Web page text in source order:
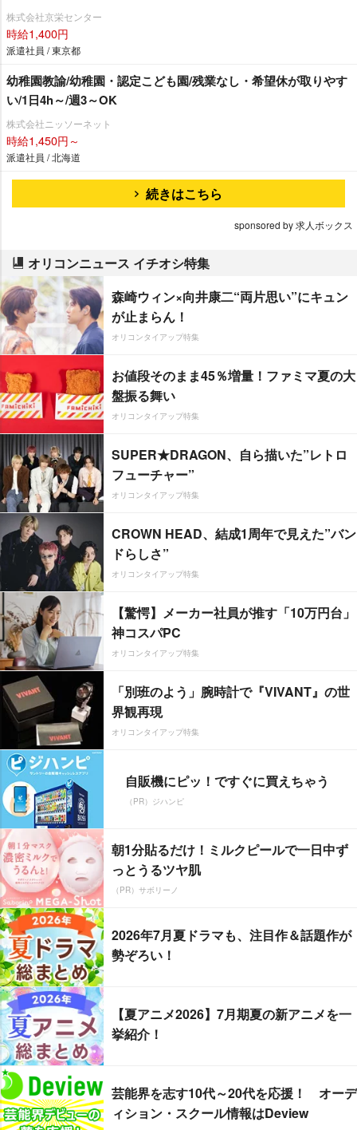
株式会社京栄センター
時給1,400円
派遣社員 / 東京都
幼稚園教諭/幼稚園・認定こども園/残業なし・希望休が取りやす
い/1日4h～/週3～OK
株式会社ニッソーネット
時給1,450円～
派遣社員 / 北海道
続きはこちら
sponsored by 求人ボックス
オリコンニュース イチオシ特集
森崎ウィン×向井康二“両片思い”にキュン
が止まらん！
オリコンタイアップ特集
お値段そのまま45％増量！ファミマ夏の大
盤振る舞い
オリコンタイアップ特集
SUPER★DRAGON、自ら描いた”レトロ
フューチャー”
オリコンタイアップ特集
CROWN HEAD、結成1周年で見えた”バン
ドらしさ”
オリコンタイアップ特集
【驚愕】メーカー社員が推す「10万円台」
神コスパPC
オリコンタイアップ特集
「別班のよう」腕時計で『VIVANT』の世
界観再現
オリコンタイアップ特集
自販機にピッ！ですぐに買えちゃう
（PR）ジハンピ
朝1分貼るだけ！ミルクピールで一日中ず
っとうるツヤ肌
（PR）サボリーノ
2026年7月夏ドラマも、注目作＆話題作が
勢ぞろい！
【夏アニメ2026】7月期夏の新アニメを一
挙紹介！
芸能界を志す10代～20代を応援！ オーデ
ィション・スクール情報はDeview